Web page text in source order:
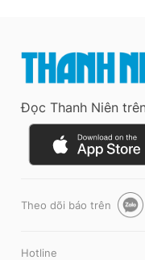
Đọc Thanh Niên
Theo dõi báo trên
Hotline